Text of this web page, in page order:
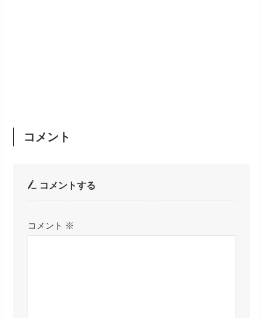
コメント
コメントする
コメント ※